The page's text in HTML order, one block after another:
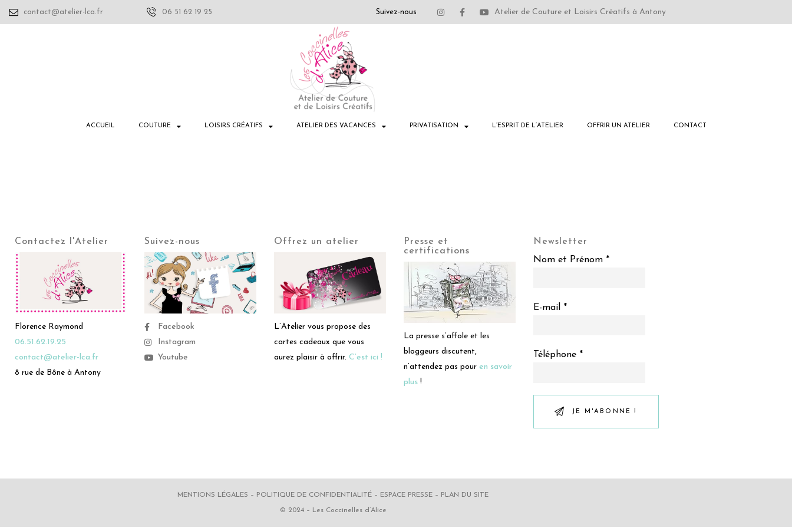
contact@atelier-lca.fr 06 51 62 19 25 Suivez-nous Atelier de Couture et Loisirs Créatifs à Antony
ACCUEIL COUTURE LOISIRS CRÉATIFS ATELIER DES VACANCES PRIVATISATION L’ESPRIT DE L’ATELIER OFFRIR UN ATELIER CONTACT
Contactez l'Atelier
Florence Raymond
06.51.62.19.25
contact@atelier-lca.fr
8 rue de Bône à Antony
Suivez-nous
Facebook
Instagram
Youtube
Offrez un atelier
L’Atelier vous propose des
cartes cadeaux que vous
aurez plaisir à offrir. C’est ici !
Presse et
certifications
La presse s’affole et les
bloggeurs discutent,
n’attendez pas pour en savoir
plus !
Newsletter
Nom et Prénom *
E-mail *
Téléphone *
MENTIONS LÉGALES – POLITIQUE DE CONFIDENTIALITÉ – ESPACE PRESSE – PLAN DU SITE
© 2024 – Les Coccinelles d’Alice